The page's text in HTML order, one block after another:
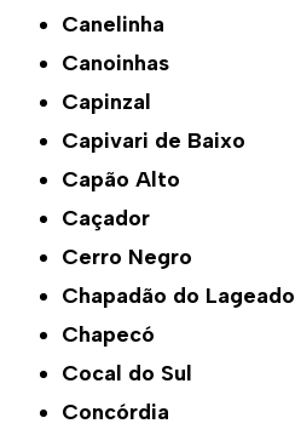
Canelinha
Canoinhas
Capinzal
Capivari de Baixo
Capão Alto
Caçador
Cerro Negro
Chapadão do Lageado
Chapecó
Cocal do Sul
Concórdia